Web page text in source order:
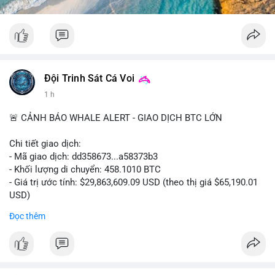
#giaodichlon
Đội Trinh Sát Cá Voi
1 h
🚨 CẢNH BÁO WHALE ALERT - GIAO DỊCH BTC LỚN
Chi tiết giao dịch:
- Mã giao dịch: dd358673...a58373b3
- Khối lượng di chuyển: 458.1010 BTC
- Giá trị ước tính: $29,863,609.09 USD (theo thị giá $65,190.01
USD)
Khối lượng 458 BTC trị giá gần 30 triệu USD được di chuyển
Đọc thêm